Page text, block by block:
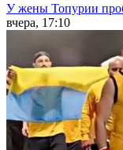
У жены Топурии
вчера, 17:10